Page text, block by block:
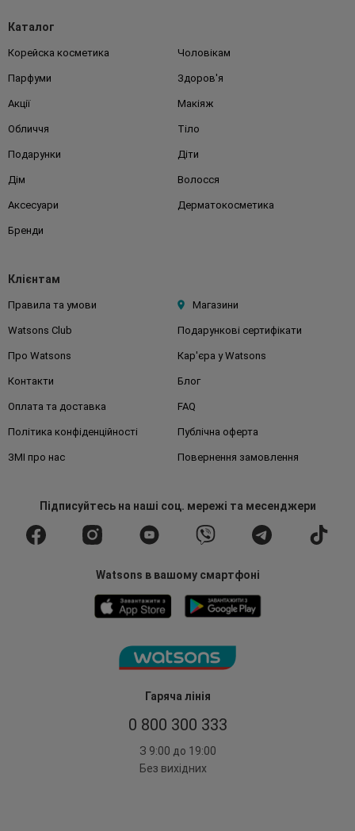
Гаряча лінія
0 800 300 333
З 9:00 до 19:00
Без вихідних
Каталог
Корейска косметика Чоловікам
Парфуми Здоров'я
Акції Макіяж
Обличчя Тіло
Подарунки Діти
Дім Волосся
Аксесуари Дерматокосметика
Бренди
Клієнтам
Правила та умови Магазини
Watsons Club Подарункові сертифікати
Про Watsons Кар'єра у Watsons
Контакти Блог
Оплата та доставка FAQ
Політика конфіденційності Публічна оферта
ЗМІ про нас Повернення замовлення
Підписуйтесьна наші соц. мережі та месенджери
Watsons в вашому смартфоні